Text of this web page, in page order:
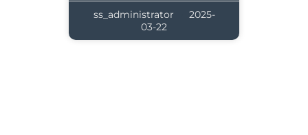
ss_administrator
2025-
03-22